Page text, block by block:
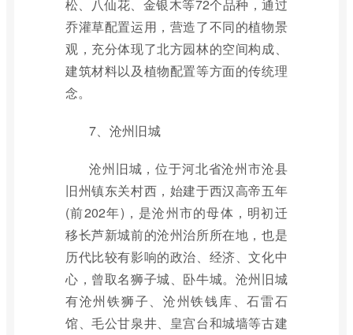
松、八仙花、金银木等72个品种，通过
乔灌草配置运用，营造了不同的植物景
观，充分体现了北方园林的空间构成、
建筑材料以及植物配置等方面的传统理
念。
7、沧州旧城
沧州旧城，位于河北省沧州市沧县
旧州镇东关村西，始建于西汉高帝五年
(前202年)，是沧州市的母体，明初迁
移长芦新城前的沧州治所所在地，也是
历代比较有影响的政治、经济、文化中
心，曾取名狮子城、卧牛城。沧州旧城
有沧州铁狮子、沧州铁钱库、石雷石
馆、毛公甘泉井、皇宫台和城墙等古建